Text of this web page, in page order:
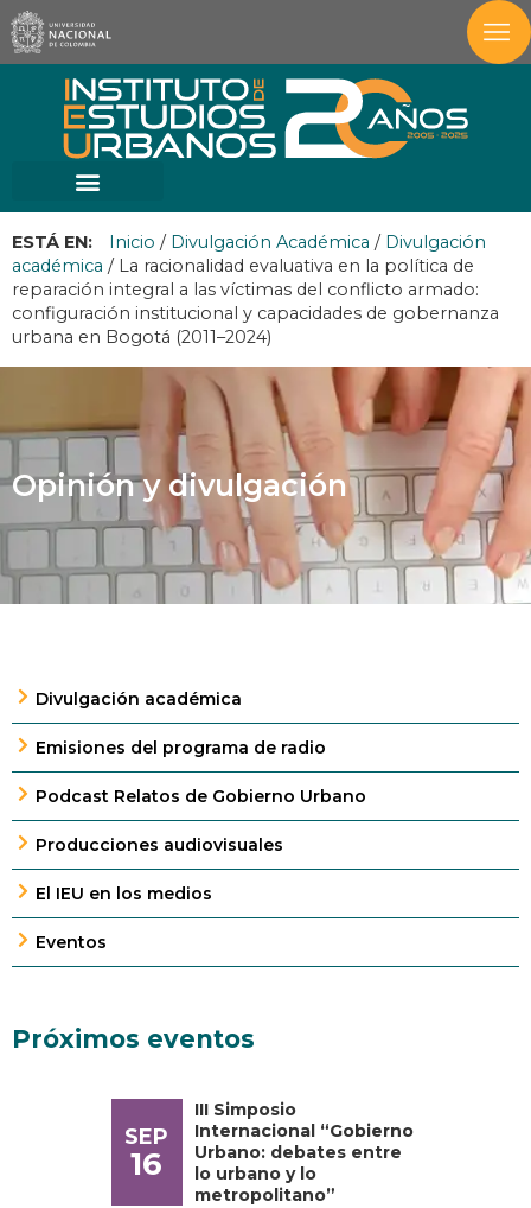
ESTÁ EN: Inicio / Divulgación Académica / Divulgación
académica / La racionalidad evaluativa en la política de
reparación integral a las víctimas del conflicto armado:
configuración institucional y capacidades de gobernanza
urbana en Bogotá (2011–2024)
Opinión y divulgación
Divulgación académica
Emisiones del programa de radio
Podcast Relatos de Gobierno Urbano
Producciones audiovisuales
El IEU en los medios
Eventos
Próximos eventos
SEP
16
III Simposio
Internacional “Gobierno
Urbano: debates entre
lo urbano y lo
metropolitano”